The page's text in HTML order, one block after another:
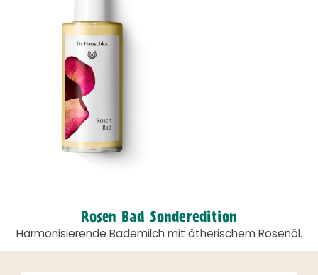
Rosen Bad Sonderedition
Harmonisierende Bademilch mit ätherischem Rosenöl.